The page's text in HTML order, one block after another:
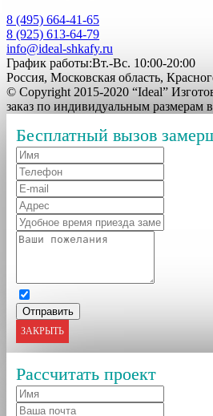
8 (495) 664-41-65
8 (925) 613-64-79
info@ideal-shkafy.ru
График работы:Вт.-Вс. 10:00-20:00
Россия, Московская область,
© Copyright 2015-2020 “Ideal”
заказ по индивидуальным размерам
Бесплатный вызов
ЗАКРЫТЬ
Рассчитать проект